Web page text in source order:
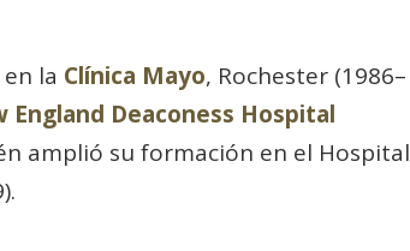
la Clínica Mayo, Rochester (1986–
England Deaconess Hospital
amplió su formación en el Hospital